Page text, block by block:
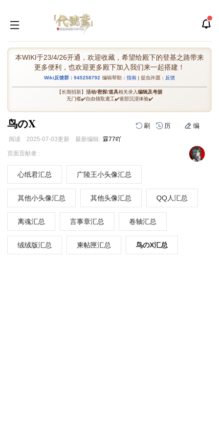
本WIKI于23/4/26开通，欢迎收藏，希望给殿下的登基之路带来
更多便利，也欢迎更多殿下加入我们来一起搭建！
Wiki反馈群：945258792 编辑帮助： 指南 | 捉虫许愿： 反馈
【长期招新】 活动/密探/道具相关录入编辑及考据
无门槛✔️自由领取鸢工✔️雀部沉浸体验✔️
鸟のX 刷 历 编
阅读 2025-07-03更新 最新编辑: 霖77吖
跳
跳
页面贡献者 :
心纸君汇总 广陵王小头像汇总
其他小头像汇总 其他头像汇总 QQ人汇总
离魂汇总 言事章汇总 卷轴汇总
绒绒版汇总 柬帖匣汇总 鸟のX汇总